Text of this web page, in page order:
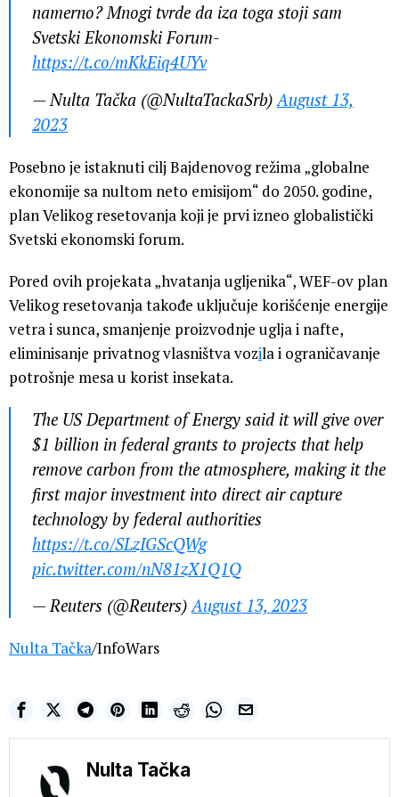
namerno? Mnogi tvrde da iza toga stoji sam
Svetski Ekonomski Forum-
https://t.co/mKkEiq4UYv
— Nulta Tačka (@NultaTackaSrb) August 13,
2023
Posebno je istaknuti cilj Bajdenovog režima „globalne
ekonomije sa nultom neto emisijom“ do 2050. godine,
plan Velikog resetovanja koji je prvi izneo globalistički
Svetski ekonomski forum.
Pored ovih projekata „hvatanja ugljenika“, WEF-ov plan
Velikog resetovanja takođe uključuje korišćenje energije
vetra i sunca, smanjenje proizvodnje uglja i nafte,
eliminisanje privatnog vlasništva vozila i ograničavanje
potrošnje mesa u korist insekata.
The US Department of Energy said it will give over
$1 billion in federal grants to projects that help
remove carbon from the atmosphere, making it the
first major investment into direct air capture
technology by federal authorities
https://t.co/SLzIGScQWg
pic.twitter.com/nN81zX1Q1Q
— Reuters (@Reuters) August 13, 2023
Nulta Tačka/InfoWars
Nulta Tačka